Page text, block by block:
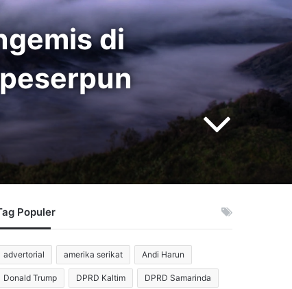
di
Populer
advertorial amerika serikat Andi Harun
Donald Trump DPRD Kaltim DPRD Samarinda